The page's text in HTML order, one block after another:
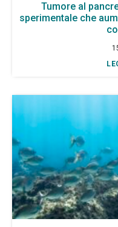
Tumore al
sperimentale che